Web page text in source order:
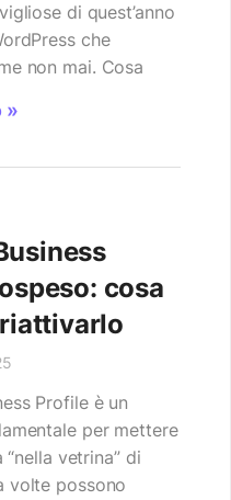
di quest’anno
che
non mai. Cosa
»
cosa
Profile è un
per mettere
vetrina” di
volte possono